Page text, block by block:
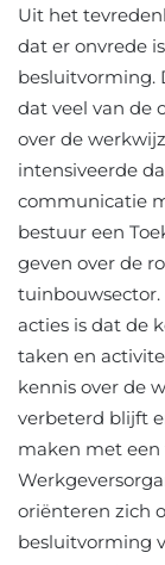
Uit het
dat er onvrede
besluitvorming.
dat veel van de
over de
intensiveerde
communicatie
bestuur een
geven over de
tuinbouwsector.
acties is dat de
taken en
kennis over de
verbeterd blijft
maken met een
oriënteren zich
besluitvorming